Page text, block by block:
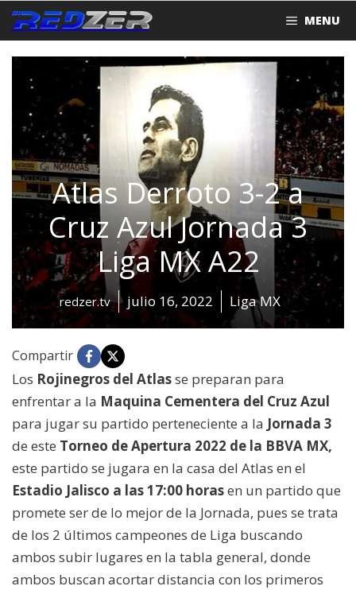
Saltar
al
contenido
MENU
Atlas Derroto 3-2 a
Cruz Azul Jornada 3
Liga MX A22
redzer.tv julio 16, 2022 Liga MX
Compartir
Los Rojinegros del Atlasse preparan para
enfrentar a la Maquina Cementera del Cruz Azul
para jugar su partido perteneciente a la Jornada 3
de este Torneo de Apertura 2022 de la BBVA MX,
este partido se jugara en la casa del Atlas en el
Estadio Jalisco a las 17:00 horasen un partido que
promete ser de lo mejor de la Jornada, pues se trata
de los 2 últimos campeones de Liga buscando
ambos subir lugares en la tabla general, donde
ambos buscan acortar distancia con los primeros